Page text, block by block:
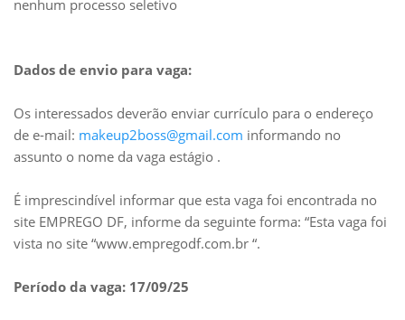
nenhum processo seletivo
Dados de envio para vaga:
Os interessados deverão enviar currículo para o endereço
de e-mail: makeup2boss@gmail.com informando no
assunto o nome da vaga estágio .
É imprescindível informar que esta vaga foi encontrada no
site EMPREGO DF, informe da seguinte forma: “Esta vaga foi
vista no site “www.empregodf.com.br “.
Período da vaga: 17/09/25